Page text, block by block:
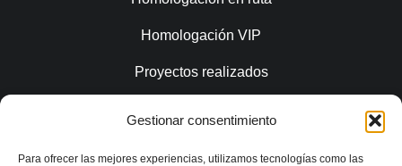
Gestionar consentimiento
Para ofrecer las mejores experiencias, utilizamos tecnologías como las
Homologación VIP
Proyectos realizados